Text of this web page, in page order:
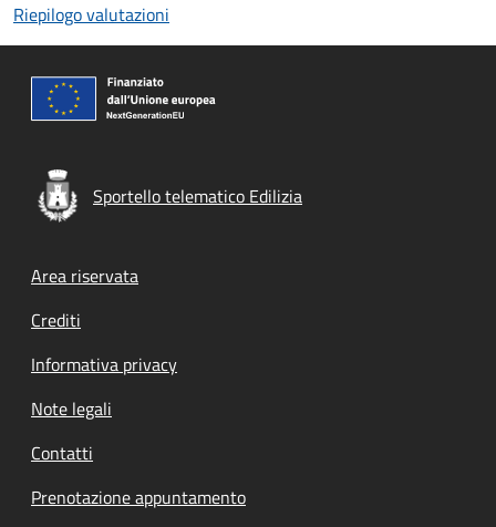
Riepilogo valutazioni
Sportello telematico Edilizia
Footer menu
Area riservata
Crediti
Informativa privacy
Note legali
Contatti
Prenotazione appuntamento